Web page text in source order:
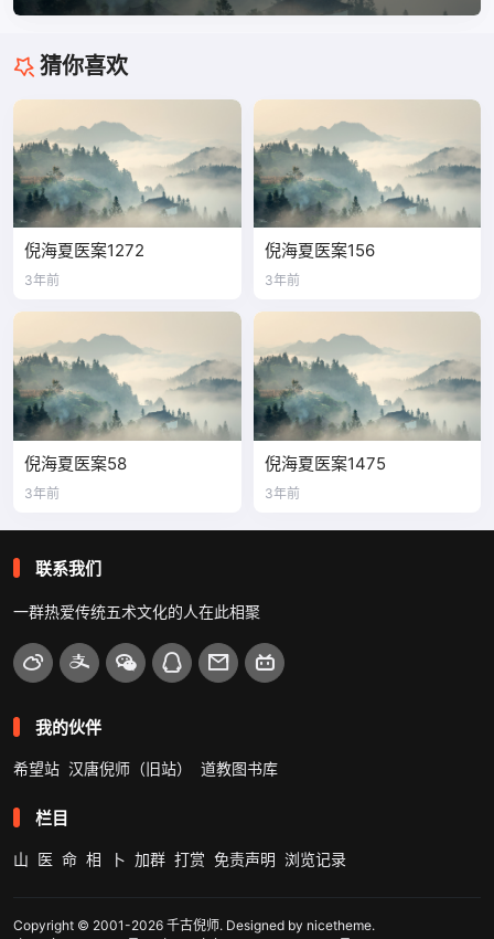
猜你喜欢
倪海夏医案1272
3年前
倪海夏医案156
3年前
倪海夏医案58
3年前
倪海夏医案1475
3年前
联系我们
一群热爱传统五术文化的人在此相聚
我的伙伴
希望站 汉唐倪师（旧站） 道教图书库
栏目
山 医 命 相 卜 加群 打赏 免责声明 浏览记录
Copyright © 2001-2026 千古倪师. Designed by nicetheme.